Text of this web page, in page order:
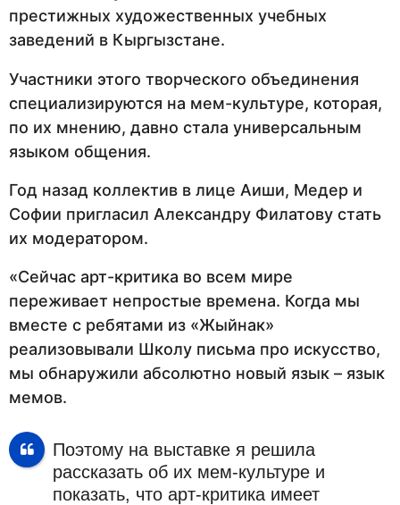
престижных художественных учебных
заведений в Кыргызстане.
Участники этого творческого объединения
специализируются на мем-культуре, которая,
по их мнению, давно стала универсальным
языком общения.
Год назад коллектив в лице Аиши, Медер и
Софии пригласил Александру Филатову стать
их модератором.
«Сейчас арт-критика во всем мире
переживает непростые времена. Когда мы
вместе с ребятами из «Жыйнак»
реализовывали Школу письма про искусство,
мы обнаружили абсолютно новый язык – язык
мемов.
Поэтому на выставке я решила
рассказать об их мем-культуре и
показать, что арт-критика имеет